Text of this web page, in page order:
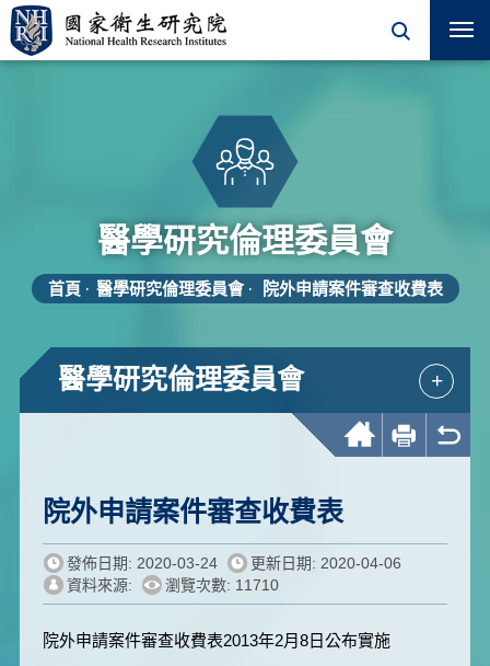
醫學研究倫理委員會
首頁 醫學研究倫理委員會 院外申請案件審查收費表
醫學研究倫理委員會 +
友善列印
院外申請案件審查收費表
發佈日期: 2020-03-24
更新日期: 2020-04-06
資料來源:
瀏覽次數: 11710
院外申請案件審查收費表2013年2月8日公布實施